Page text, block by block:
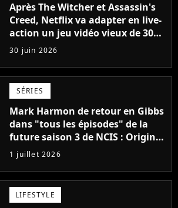
Après The Witcher et Assassin's
Creed, Netflix va adapter en live-
action un jeu vidéo vieux de 30
ans
30 juin 2026
SÉRIES
Mark Harmon de retour en Gibbs
dans "tous les épisodes" de la
future saison 3 de NCIS : Origins,
un gros mystère sera dévoilé
1 juillet 2026
LIFESTYLE